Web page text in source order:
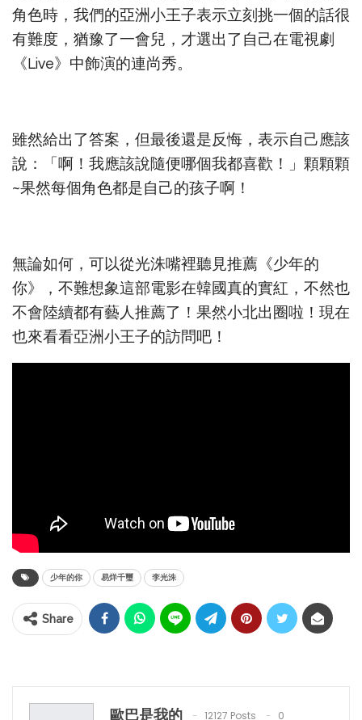
角色時，我們的亞洲小王子表示立刻挑一個的話很
有難度，猶豫了一會兒，才選出了自己在電視劇
《Live》中飾演的連尚秀。
雖然給出了答案，但最後還是反悔，表示自己應該
說：「啊！我應該說隨便哪個我都喜歡！」顆顆顆
~果然每個角色都是自己的孩子啊！
無論如何，可以從光洙嘴裡聽見推薦《少年的
你》，不難想象這部電影在韓國真的實紅，不然也
不會陸續都有藝人推薦了！果然小北出圈啦！現在
也來看看亞洲小王子的訪問吧！
少年的你 易烊千璽 李光洙
Share
歐巴是我的 12127 Posts 0